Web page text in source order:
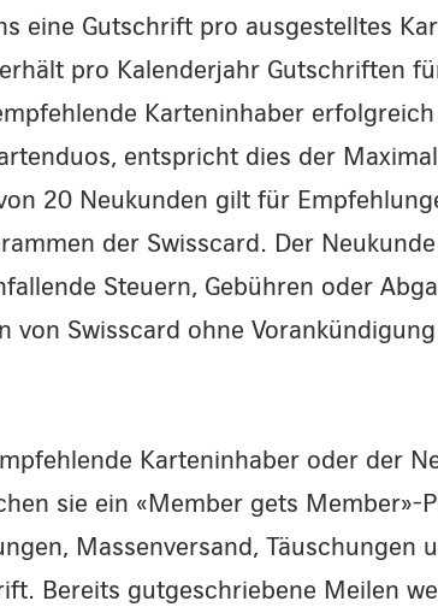
eine Gutschrift pro ausgestelltes
pro Kalenderjahr Gutschriften
Karteninhaber
entspricht dies der
20 Neukunden gilt für
der Swisscard. Der
Steuern, Gebühren oder
von Swisscard ohne
Karteninhaber oder der
sie ein «Member gets Member»-
Massenversand, Täuschungen
Bereits gutgeschriebene Meilen